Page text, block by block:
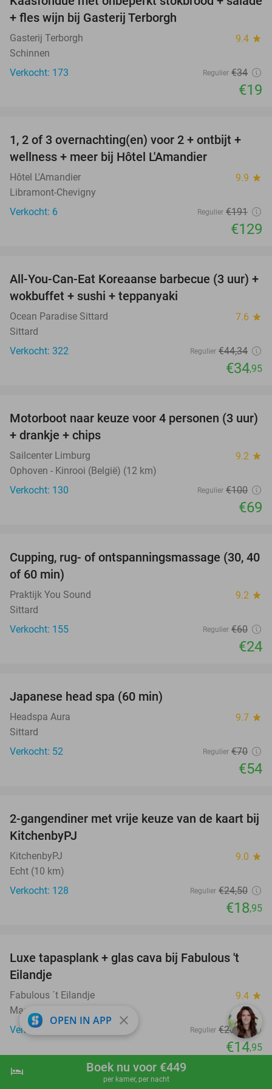
shopping_cart Boek nu
hotel Boek nu voor €449
per kamer, per nacht
44%
+ fles wijn bij Gasterij Terborgh
Gasterij Terborgh 9.4 star
Schinnen
Verkocht: 173
Regulier €34
€19
32%
TODAY
1, 2 of 3 overnachting(en) voor 2 + ontbijt +
wellness + meer bij Hôtel L'Amandier
Hôtel L'Amandier 9.9 star
Libramont-Chevigny
Verkocht: 6
Regulier €191
€129
21%
All-You-Can-Eat Koreaanse barbecue (3 uur) +
wokbuffet + sushi + teppanyaki
Ocean Paradise Sittard 7.6 star
Sittard
Verkocht: 322
Regulier €44,34
€34,95
31%
Motorboot naar keuze voor 4 personen (3 uur)
+ drankje + chips
Sailcenter Limburg 9.2 star
Ophoven - Kinrooi (België) (12 km)
Verkocht: 130
Regulier €100
€69
60%
Cupping, rug- of ontspanningsmassage (30, 40
of 60 min)
Praktijk You Sound 9.2 star
Sittard
Verkocht: 155
Regulier €60
€24
Japanese head spa (60 min)
Headspa Aura 9.7 star
Sittard
Verkocht: 52
Regulier €70
€54
23%
2-gangendiner met vrije keuze van de kaart bij
KitchenbyPJ
KitchenbyPJ 9.0 star
Echt (10 km)
Verkocht: 128
Regulier €24,50
€18,95
28%
Luxe tapasplank + glas cava bij Fabulous 't
Eilandje
Fabulous ´t Eilandje 9.4 star
Maaseik (11 km)
Verkocht: 1.005
Regulier €20,75
€14,95
OPEN IN APP close